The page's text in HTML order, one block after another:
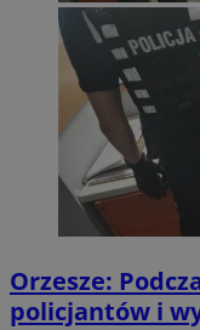
Orzesze:
policjantów i